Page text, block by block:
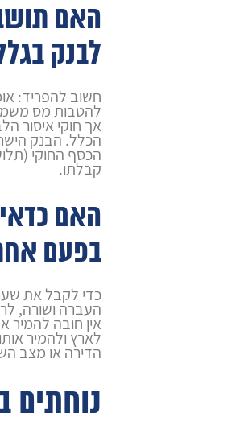
האם
לבנק
חשוב להפריד:
אך חוקי איסור
הכלל. הבנק
הכסף החוקי
קבלתו.
האם
בפעם
כדי לקבל את
העברה ושורה,
אין חובה
לארץ ולהמיר
הדירה או מצב
נוחתים